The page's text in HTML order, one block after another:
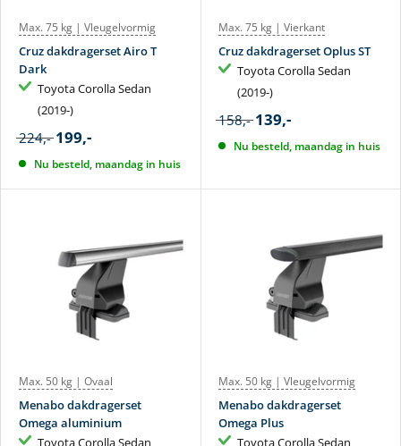
Max. 75 kg | Vleugelvormig
Cruz dakdragerset Airo T
Dark
Toyota Corolla Sedan
(2019-)
224,- 199,-
Nu besteld, maandag in huis
Max. 75 kg | Vierkant
Cruz dakdragerset Oplus ST
Toyota Corolla Sedan
(2019-)
158,- 139,-
Nu besteld, maandag in huis
Max. 50 kg | Ovaal
Menabo dakdragerset
Omega aluminium
Toyota Corolla Sedan
Max. 50 kg | Vleugelvormig
Menabo dakdragerset
Omega Plus
Toyota Corolla Sedan